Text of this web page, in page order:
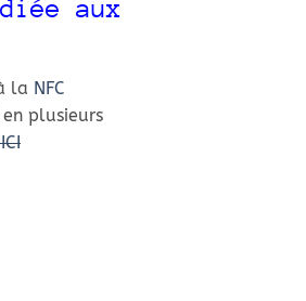
aux
la NFC
plusieurs